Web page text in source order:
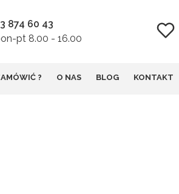
874 60 43
pt 8.00 - 16.00
? O NAS BLOG KONTAKT